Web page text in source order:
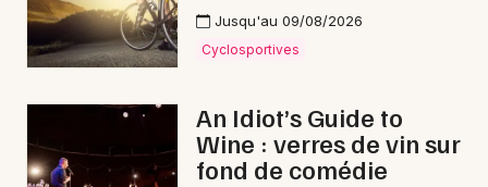
Newsletter des sorties
Artistes en tournée
Actus à Maubeuge
Jusqu'au 09/08/2026
Cyclosportives
An Idiot’s Guide to
Wine : verres de vin sur
fond de comédie